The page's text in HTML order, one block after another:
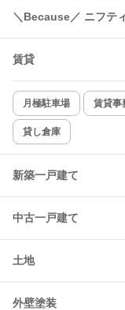
＼Because／ ニフテ
賃貸
月極駐車場 賃貸事
貸し倉庫
新築一戸建て
中古一戸建て
土地
外壁塗装